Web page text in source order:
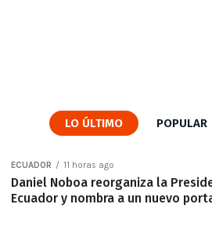
LO ÚLTIMO POPULAR
ECUADOR 11 horas ago
Daniel Noboa reorganiza la
Ecuador y nombra a un nuevo